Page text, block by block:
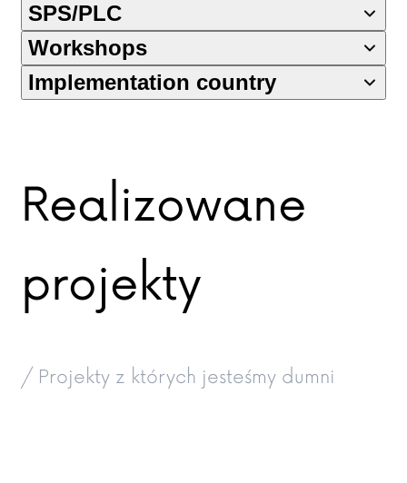
SPS/PLC
Workshops
Implementation country
Realizowane
projekty
/ Projekty z których jesteśmy dumni